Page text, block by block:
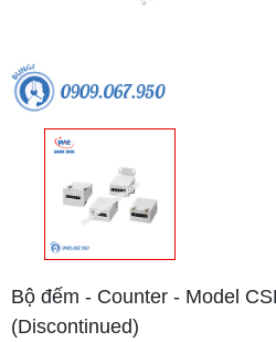
Bộ đếm - Counter - Model
(Discontinued)